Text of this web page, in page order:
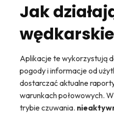
Jak
wędkarskie
Aplikacje te wykorzystują
pogody i informacje od
dostarczać aktualne
warunkach połowowych.
trybie czuwania.